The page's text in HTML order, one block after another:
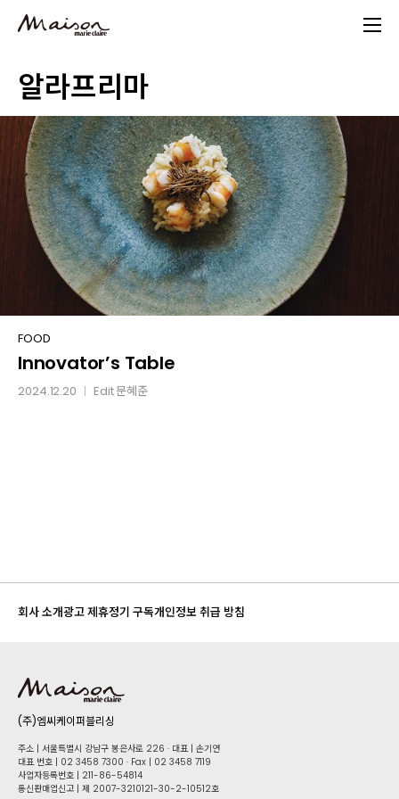
content
알라프리마
Innovator’s
Table
FOOD
Innovator’s Table
2024.12.20 Edit문혜준
회사 소개광고 제휴정기 구독개인정보 취급 방침
(주)엠씨케이퍼블리싱
주소 | 서울특별시 강남구 봉은사로 226 · 대표 | 손기연
대표 번호 | 02 34​58 7300 · Fax | 02 34​58 7119
사업자등록번호 | 211-86-5​4814
통신판매업신고 | 제 2007-3210121-30-2-10512호